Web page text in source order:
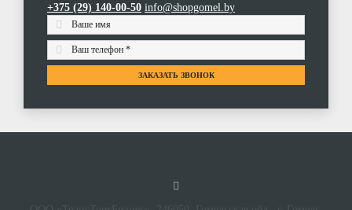
+375 (29) 140-00-50 info@shopgomel.by
ЗАКАЗАТЬ ЗВОНОК